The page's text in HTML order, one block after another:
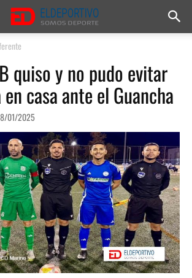
quiso y no pudo evitar
casa ante el Guancha
01/2025